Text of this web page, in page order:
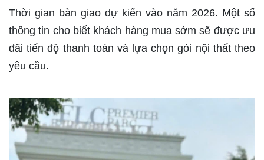
Thời gian bàn giao dự kiến vào năm 2026. Một số
thông tin cho biết khách hàng mua sớm sẽ được ưu
đãi tiến độ thanh toán và lựa chọn gói nội thất theo
yêu cầu.